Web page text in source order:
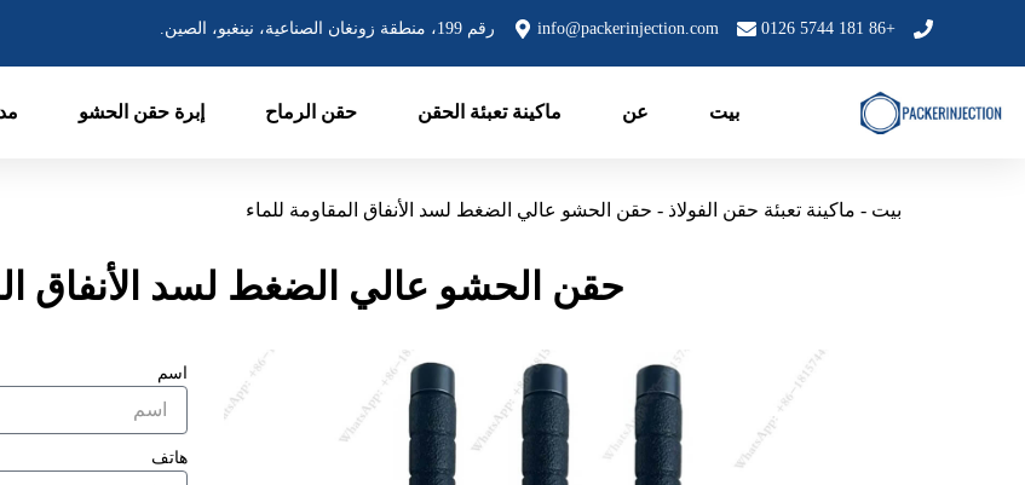
+86 181 5744 0126
info@packerinjection.com رقم 199، منطقة زونغان الصناعية، نينغبو، الصين.
بيت عن ماكينة تعبئة الحقن حقن الرماح إبرة حقن الحشو
بيت - ماكينة تعبئة حقن الفولاذ - حقن الحشو عالي الضغط لسد الأنفاق المقاومة للماء
حقن الحشو عالي الضغط لسد الأنفاق
اسم
هاتف